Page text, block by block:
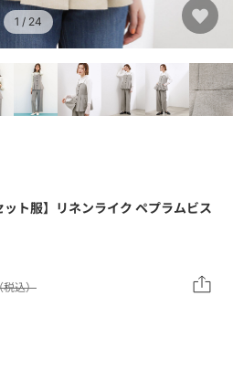
1 / 24
ット服】リネンライク ペプラムビス
税込）